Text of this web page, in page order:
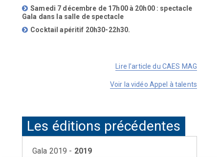
Samedi 7 décembre de 17h00 à 20h00 : spectacle
Gala dans la salle de spectacle
Cocktail apéritif 20h30-22h30.
Lire l’article du CAES MAG
Voir la vidéo Appel à talents
Les éditions précédentes
Gala 2019 - 2019